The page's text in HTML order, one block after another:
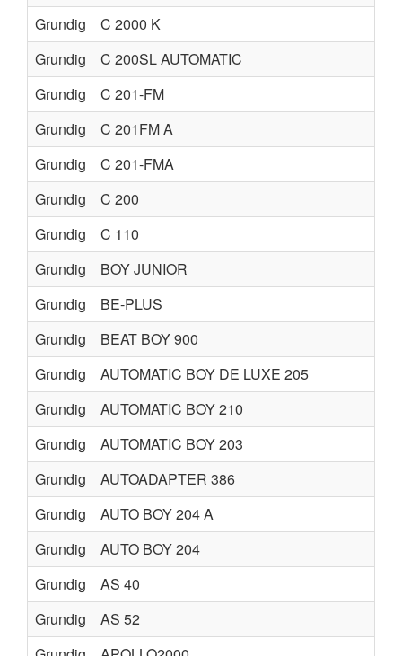
Grundig
C 2000 K
Grundig
C 200SL AUTOMATIC
Grundig
C 201-FM
Grundig
C 201FM A
Grundig
C 201-FMA
Grundig
C 200
Grundig
C 110
Grundig
BOY JUNIOR
Grundig
BE-PLUS
Grundig
BEAT BOY 900
Grundig
AUTOMATIC BOY DE LUXE 205
Grundig
AUTOMATIC BOY 210
Grundig
AUTOMATIC BOY 203
Grundig
AUTOADAPTER 386
Grundig
AUTO BOY 204 A
Grundig
AUTO BOY 204
Grundig
AS 40
Grundig
AS 52